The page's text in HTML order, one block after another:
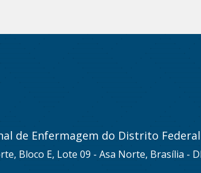
de Enfermagem do Distrito Federal
Bloco E, Lote 09 - Asa Norte, Brasília -